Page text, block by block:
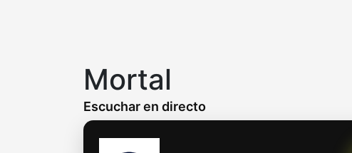
Mortal
Escuchar en directo